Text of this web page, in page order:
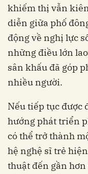
khiếm thị vẫn
diễn giữa phố
động về nghị lực
những điều lớn
sân khấu đã góp
nhiều người.
Nếu tiếp tục được
hướng phát triển
có thể trở thành
hệ nghệ sĩ trẻ
thuật đến gần